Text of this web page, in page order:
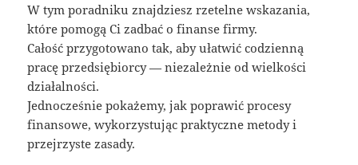
W tym poradniku znajdziesz rzetelne wskazania,
które pomogą Ci zadbać o finanse firmy.
Całość przygotowano tak, aby ułatwić codzienną
pracę przedsiębiorcy — niezależnie od wielkości
działalności.
Jednocześnie pokażemy, jak poprawić procesy
finansowe, wykorzystując praktyczne metody i
przejrzyste zasady.